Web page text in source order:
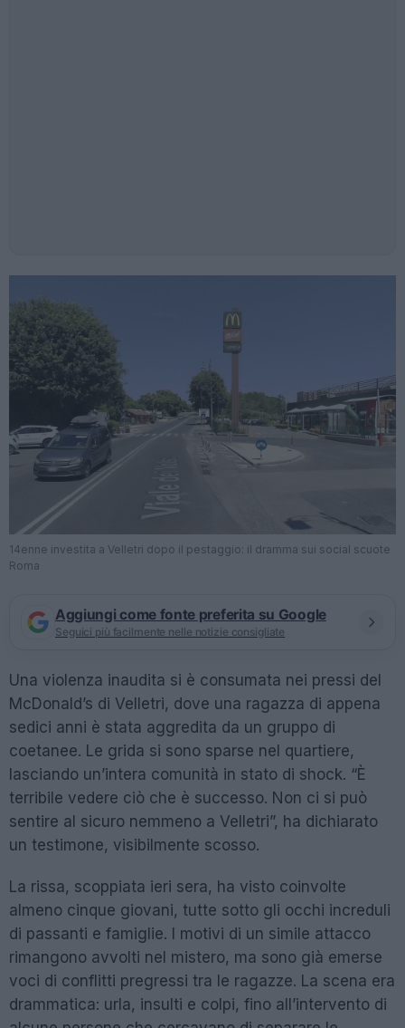
14enne investita a Velletri dopo il pestaggio: il dramma sui social scuote
Roma
Aggiungi come fonte preferita su Google
Seguici più facilmente nelle notizie consigliate
Una violenza inaudita si è consumata nei pressi del
McDonald’s di Velletri, dove una ragazza di appena
sedici anni è stata aggredita da un gruppo di
coetanee. Le grida si sono sparse nel quartiere,
lasciando un’intera comunità in stato di shock. “È
terribile vedere ciò che è successo. Non ci si può
sentire al sicuro nemmeno a Velletri”, ha dichiarato
un testimone, visibilmente scosso.
La rissa, scoppiata ieri sera, ha visto coinvolte
almeno cinque giovani, tutte sotto gli occhi increduli
di passanti e famiglie. I motivi di un simile attacco
rimangono avvolti nel mistero, ma sono già emerse
voci di conflitti pregressi tra le ragazze. La scena era
drammatica: urla, insulti e colpi, fino all’intervento di